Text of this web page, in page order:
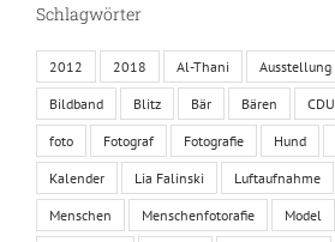
Schlagwörter
2012 2018 Al-Thani Ausstellung
Bildband Blitz Bär Bären CDU
foto Fotograf Fotografie Hund
Kalender Lia Falinski Luftaufnahme
Menschen Menschenfotorafie Model